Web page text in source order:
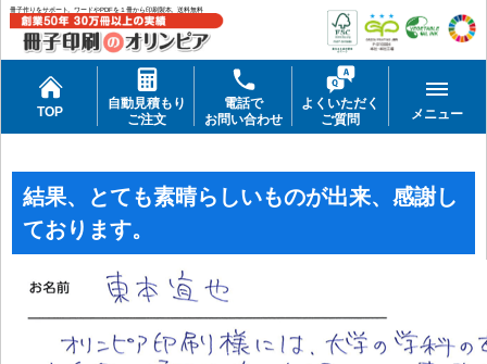
冊子作りをサポート。ワードやPDFを１冊から印刷製本。送料無料
TOP
自動見積もり
ご注文
電話で
お問い合わせ
よくいただく
ご質問
メニュー
結果、とても素晴らしいものが出来、感謝し
ております。